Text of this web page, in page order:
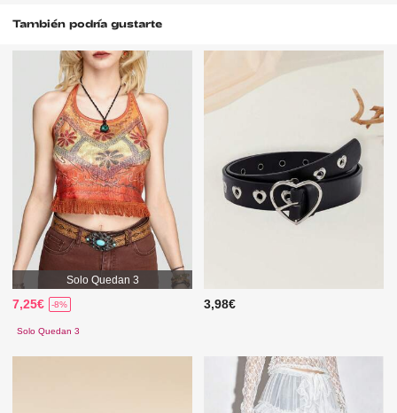
También podría gustarte
Solo Quedan 3
7,25€ -8%
Solo Quedan 3
3,98€